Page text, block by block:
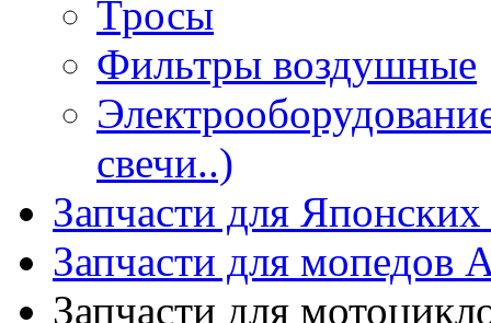
Тросы
Фильтры воздушные
свечи..)
Запчасти для Японских
Запчасти для мопедов
Запчасти для